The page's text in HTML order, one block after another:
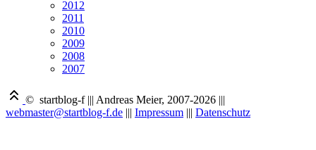
2012
2011
2010
2009
2008
2007
© startblog-f ||| Andreas Meier, 2007-2026 |||
webmaster@startblog-f.de ||| Impressum ||| Datenschutz